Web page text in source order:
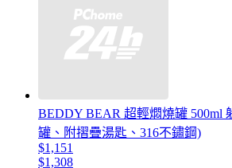
BEDDY BEAR 超輕燜燒罐 500ml
罐、附摺疊湯匙、316不鏽鋼)
$1,151
$1,308